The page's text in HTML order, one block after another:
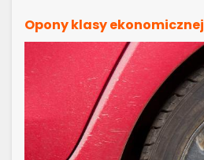
Opony klasy ekonomicznej